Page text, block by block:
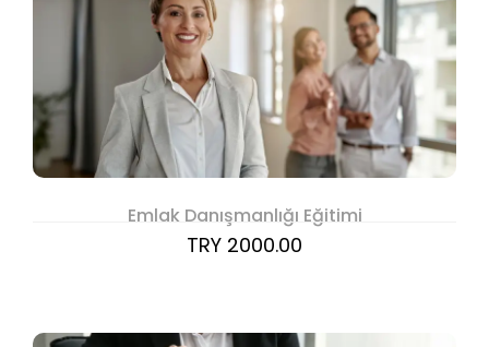
Emlak Danışmanlığı Eğitimi
TRY 2000.00